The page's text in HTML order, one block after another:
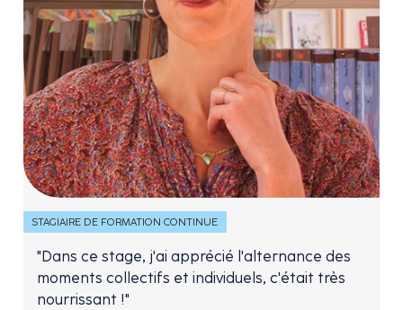
STAGIAIRE DE FORMATION CONTINUE
"Dans ce stage, j'ai apprécié l'alternance des
moments collectifs et individuels, c'était très
nourrissant !"